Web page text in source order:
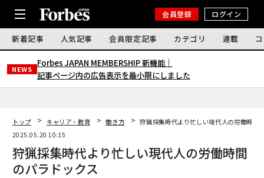
会員登録 ログイン
新着記事 人気記事 会員限定記事 カテゴリ 連載
NEWS
Forbes JAPAN MEMBERSHIP 新機能｜
記事ページ内の広告表示を最小限にしました
トップ キャリア・教育 働き方
狩猟採集時代より忙しい現代人の労働時間
2025.05.20 10:15
狩猟採集時代より忙しい現代人の労働時間
のパラドックス